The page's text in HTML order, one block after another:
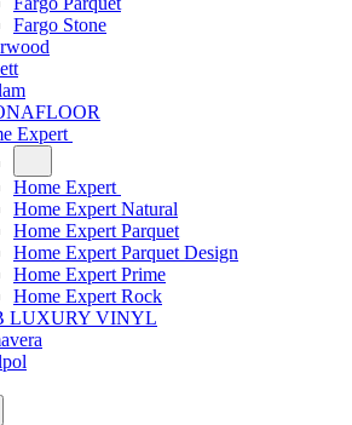
Fargo Stone
Expert
Home Expert
Home Expert Natural
Home Expert Parquet
Home Expert Parquet Design
Home Expert Prime
Home Expert Rock
LUXURY VINYL